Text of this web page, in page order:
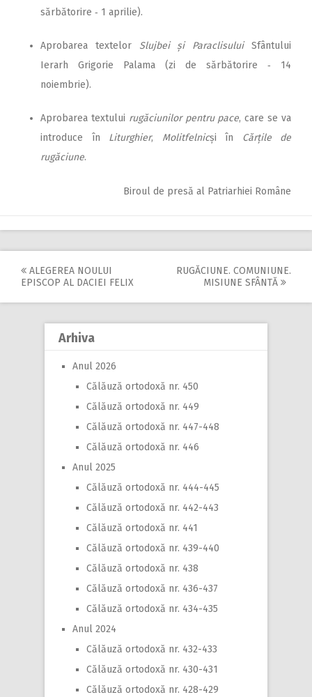
sărbătorire ‑ 1 aprilie).
Aprobarea textelor Slujbei și ParaclisuluiSfântului
Ierarh Grigorie Palama (zi de sărbătorire ‑ 14
noiembrie).
Aprobarea textului rugăciunilor pentru pace, care se va
introduce în Liturghier, Molitfelnicși în Cărțile de
rugăciune.
Biroul de presă al Patriarhiei Române
Post
navigation
ALEGEREA NOULUI
EPISCOP AL DACIEI FELIX
RUGĂCIUNE. COMUNIUNE.
MISIUNE SFÂNTĂ
Arhiva
Anul 2026
Călăuză ortodoxă nr. 450
Călăuză ortodoxă nr. 449
Călăuză ortodoxă nr. 447-448
Călăuză ortodoxă nr. 446
Anul 2025
Călăuză ortodoxă nr. 444-445
Călăuză ortodoxă nr. 442-443
Călăuză ortodoxă nr. 441
Călăuză ortodoxă nr. 439-440
Călăuză ortodoxă nr. 438
Călăuză ortodoxă nr. 436-437
Călăuză ortodoxă nr. 434-435
Anul 2024
Călăuză ortodoxă nr. 432-433
Călăuză ortodoxă nr. 430-431
Călăuză ortodoxă nr. 428-429